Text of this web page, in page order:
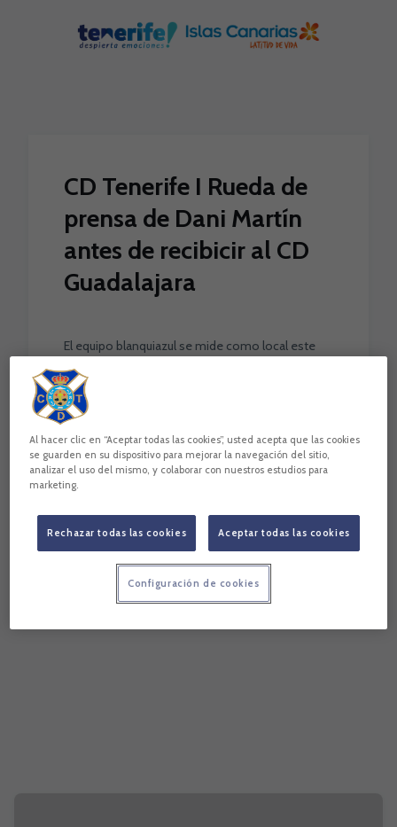
CD Tenerife I Rueda de
prensa de Dani Martín
antes de recibicir al CD
Guadalajara
El equipo blanquiazul se mide como local este
motivo de la jornada 22ª de la Primera Federación
2025/2026 (Heliodoro Rodríguez López, 15:15
horas). Así, el guardameta blanquiazul co
Al hacer clic en “Aceptar todas las cookies”, usted acepta que las cookies
se guarden en su dispositivo para mejorar la navegación del sitio,
analizar el uso del mismo, y colaborar con nuestros estudios para
marketing.
Rechazar todas las cookies Aceptar todas las cookies
Configuración de cookies